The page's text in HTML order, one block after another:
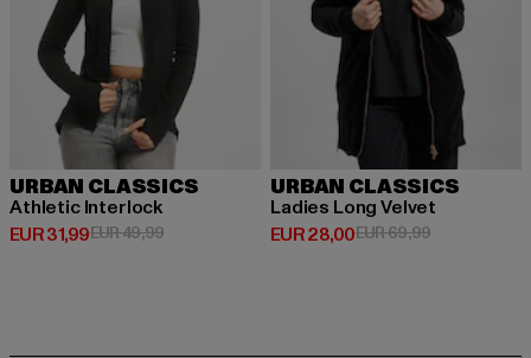
URBAN CLASSICS
Athletic Interlock
EUR 31,99
Derzeitiger Preis: EUR 31,99
EUR 49,99Aktionspreis: EUR 49,99
URBAN CLASSICS
Ladies Long Velvet
EUR 28,00
Derzeitiger Preis: EUR 28,00
EUR 69,99Aktionspreis: